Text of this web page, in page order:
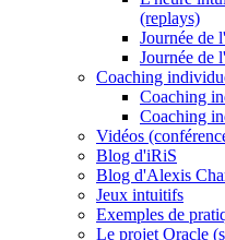
(replays)
Journée de
Journée de
Coaching
Coaching
Coaching
Vidéos
Blog d'iRiS
Blog d'Alexis
Jeux intuitifs
Exemples de
Le projet Oracle